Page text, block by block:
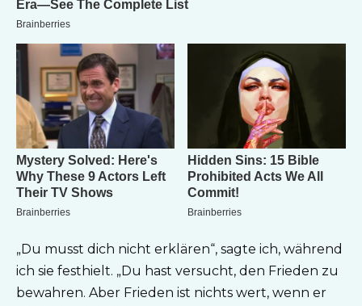
„Du musst dich nicht erklären“, sagte ich, während
ich sie festhielt. „Du hast versucht, den Frieden zu
bewahren. Aber Frieden ist nichts wert, wenn er